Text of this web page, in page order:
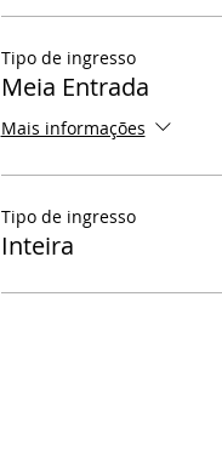
Tipo de ingresso
Meia Entrada
Mais informações
Tipo de ingresso
Inteira